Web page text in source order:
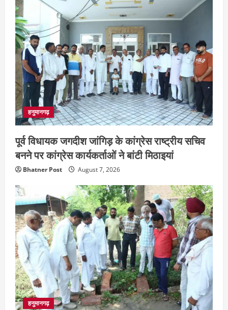
हनुमानगढ़
पूर्व विधायक जगदीश जांगिड़ के कांग्रेस राष्ट्रीय सचिव
बनने पर कांग्रेस कार्यकर्ताओं ने बांटी मिठाइयां
Bhatner Post August 7, 2026
हनुमानगढ़